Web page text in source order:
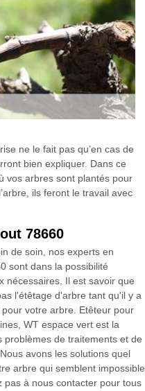
ne le fait pas qu’en cas de
bien expliquer. Dans ce
vos arbres sont plantés pour
ils feront le travail avec
78660
de soin, nos experts en
sont dans la possibilité
nécessaires. Il est savoir que
l'étêtage d'arbre tant qu'il y a
votre arbre. Etêteur pour
WT espace vert est la
problèmes de traitements et de
avons les solutions quel
arbre qui semblent impossible
pas à nous contacter pour tous